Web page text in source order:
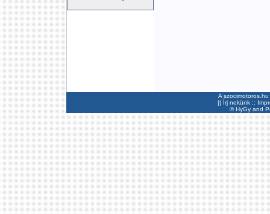
A
|| Írj nekünk ::
©HyGyand